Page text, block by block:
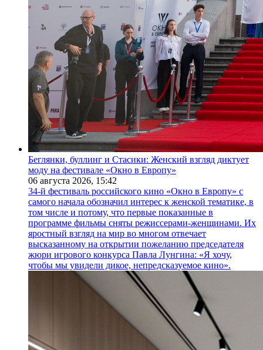
Беглянки, буллинг и Стасики: Женский взгляд диктует
моду на фестивале «Окно в Европу»
06 августа 2026, 15:42
34-й фестиваль российского кино «Окно в Европу» с
самого начала обозначил интерес к женской тематике, в
том числе и потому, что первые показанные в
программе фильмы сняты режиссерами-женщинами. Их
яростный взгляд на мир во многом отвечает
высказанному на открытии пожеланию председателя
жюри игрового конкурса Павла Лунгина: «Я хочу,
чтобы мы увидели дикое, непредсказуемое кино».